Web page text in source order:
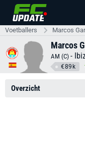
Voetballers Marcos
Marcos
AM (C) -
€89k
Overzicht